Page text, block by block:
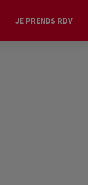
JE PRENDS RDV